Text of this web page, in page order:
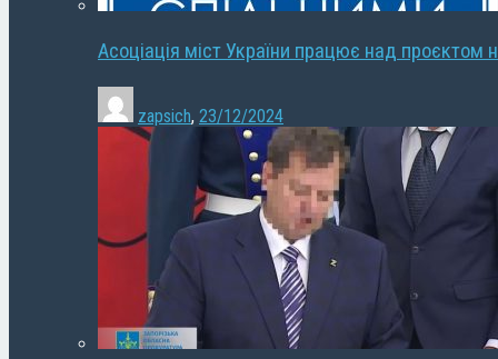
Асоціація міст України працює над проєктом
zapsich, 23/12/2024